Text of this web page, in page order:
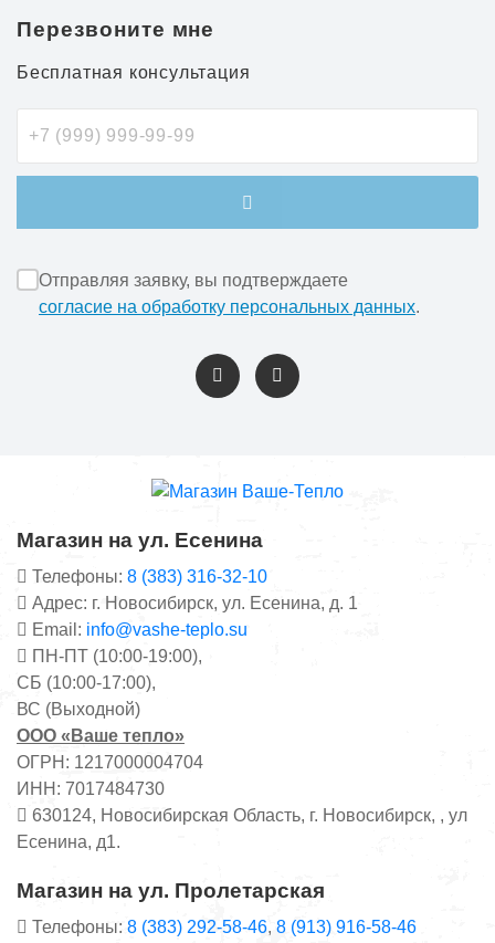
Перезвоните мне
Бесплатная консультация
Отправляя заявку, вы подтверждаете
согласие на обработку персональных данных.
Магазин на ул. Есенина
Телефоны: 8 (383) 316-32-10
Адрес: г. Новосибирск, ул. Есенина, д. 1
Email: info@vashe-teplo.su
ПН-ПТ (10:00-19:00),
СБ (10:00-17:00),
ВС (Выходной)
ООО «Ваше тепло»
ОГРН: 1217000004704
ИНН: 7017484730
630124, Новосибирская Область, г. Новосибирск, , ул
Есенина, д1.
Магазин на ул. Пролетарская
Телефоны: 8 (383) 292-58-46, 8 (913) 916-58-46